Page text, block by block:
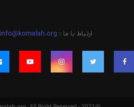
ارتباط با ما : info@komalah.org